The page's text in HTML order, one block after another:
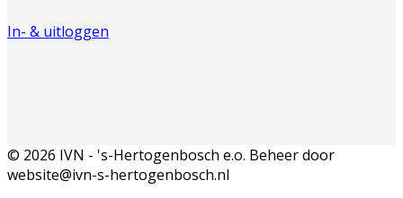
In- & uitloggen
© 2026 IVN - 's-Hertogenbosch e.o. Beheer door
website@ivn-s-hertogenbosch.nl